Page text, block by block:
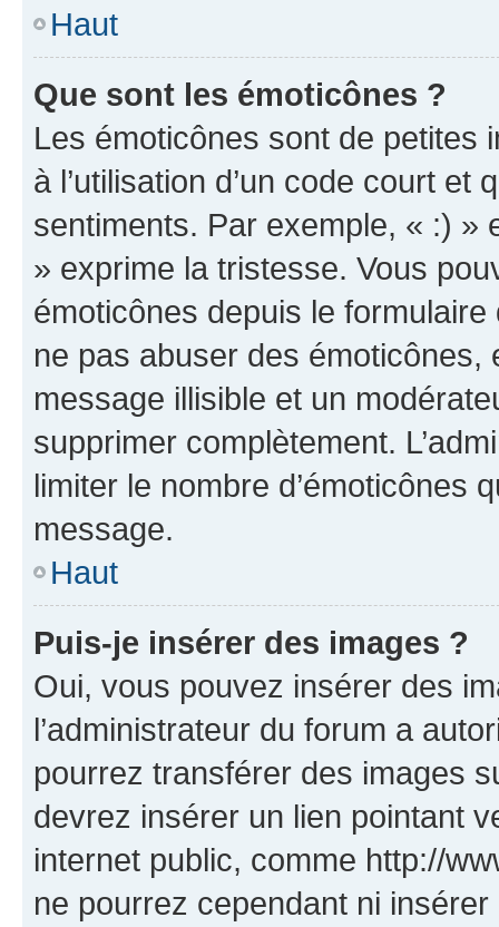
Haut
Que sont les émoticônes ?
Les émoticônes sont de petites
à l’utilisation d’un code court et
sentiments. Par exemple, « :) »
» exprime la tristesse. Vous
émoticônes depuis le
ne pas abuser des
message illisible et un
supprimer complètement.
limiter le nombre d’émoticônes
message.
Haut
Puis-je insérer des images ?
Oui, vous pouvez insérer des
l’administrateur du forum a
pourrez transférer des images
devrez insérer un lien pointant
internet public, comme http://
ne pourrez cependant ni